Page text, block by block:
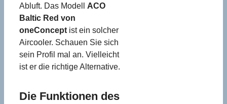
Abluft. Das Modell ACO
Baltic Red von
oneConcept ist ein solcher
Aircooler. Schauen Sie sich
sein Profil mal an. Vielleicht
ist er die richtige Alternative.
Die Funktionen des